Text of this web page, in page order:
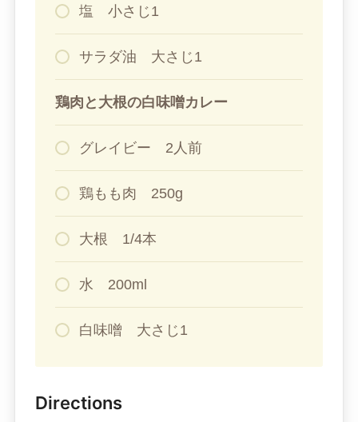
塩 小さじ1
サラダ油 大さじ1
鶏肉と大根の白味噌カレー
グレイビー 2人前
鶏もも肉 250g
大根 1/4本
水 200ml
白味噌 大さじ1
Directions